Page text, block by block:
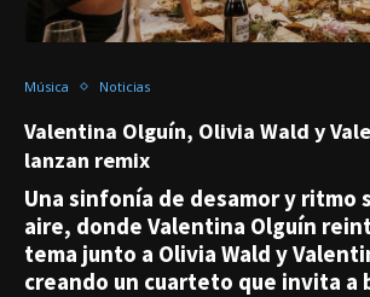
Música Noticias
Valentina Olguín, Olivia Wald y
lanzan remix
Una sinfonía de desamor y ritmo
aire, donde Valentina Olguín
tema junto a Olivia Wald y
creando un cuarteto que invita a